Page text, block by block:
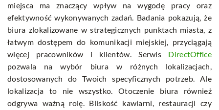
miejsca ma znaczący wpływ na wygodę pracy oraz
efektywność wykonywanych zadań. Badania pokazują, że
biura zlokalizowane w strategicznych punktach miasta, z
łatwym dostępem do komunikacji miejskiej, przyciągają
więcej pracowników i klientów. Serwis DirectOffice
pozwala na wybór biura w różnych lokalizacjach,
dostosowanych do Twoich specyficznych potrzeb. Ale
lokalizacja to nie wszystko. Otoczenie biura również
odgrywa ważną rolę. Bliskość kawiarni, restauracji czy